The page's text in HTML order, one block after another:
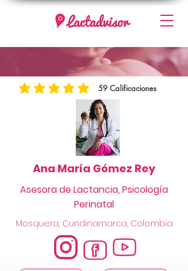
59 Calificaciones
la calificación promedio es 5 de 5, basada en 59
Mosquera, Cundinamarca, Colombia
Ana María Gómez Rey
Asesora de Lactancia, Psicología
Perinatal